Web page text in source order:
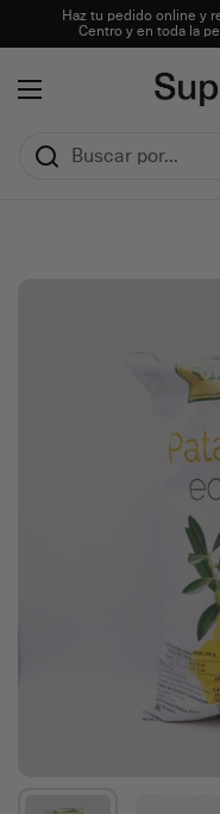
Ir al contenidoHaz tu pedido online y
Centro y en toda la
Abrir menú